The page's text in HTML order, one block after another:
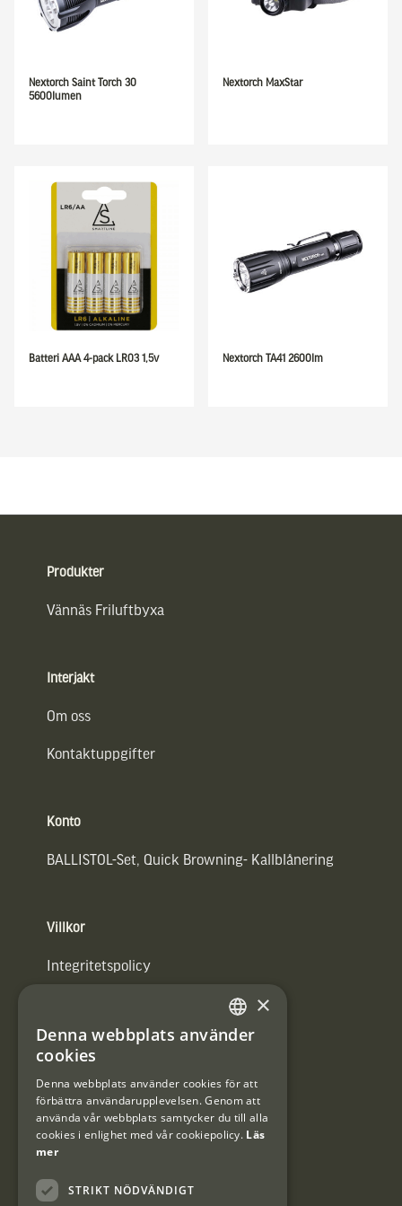
Nextorch Saint Torch 30
5600lumen
Nextorch MaxStar
Batteri AAA 4-pack LR03 1,5v Nextorch TA41 2600lm
Produkter
Vännäs Friluftbyxa
Interjakt
Om oss
Kontaktuppgifter
Konto
BALLISTOL-Set, Quick Browning- Kallblånering
Villkor
Integritetspolicy
#Interjaktfamily
Kundklubb
Information om kundklubben.
SWEDISH
×
Denna webbplats använder
cookies
Denna webbplats använder cookies för att
förbättra användarupplevelsen. Genom att
använda vår webbplats samtycker du till alla
cookies i enlighet med vår cookiepolicy. Läs
mer
STRIKT NÖDVÄNDIGT